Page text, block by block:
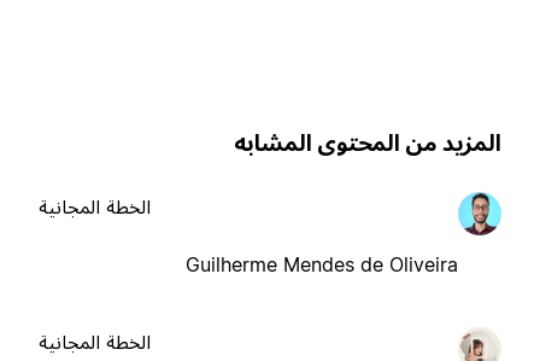
من المحتوى المشابه
Guilherme Mendes de Oliveira
الخطة المجانية
الخطة المجانية